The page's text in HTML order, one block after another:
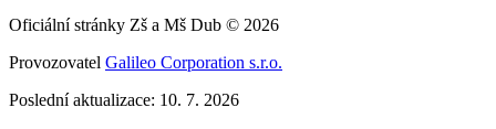
Oficiální stránky Zš a Mš Dub © 2026
Provozovatel Galileo Corporation s.r.o.
Poslední aktualizace: 10. 7. 2026